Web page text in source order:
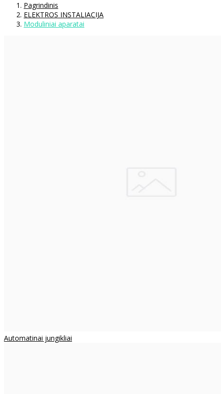
Pagrindinis
ELEKTROS INSTALIACIJA
Moduliniai aparatai
Automatinai jungikliai